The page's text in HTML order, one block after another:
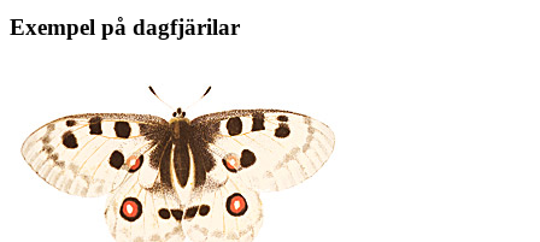
Exempel på dagfjärilar